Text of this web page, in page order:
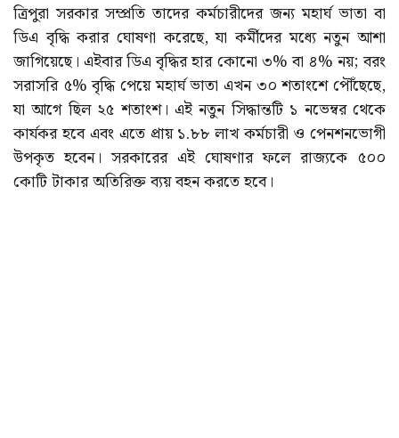
ত্রিপুরা সরকার সম্প্রতি তাদের কর্মচারীদের জন্য মহার্ঘ ভাতা বা
ডিএ বৃদ্ধি করার ঘোষণা করেছে, যা কর্মীদের মধ্যে নতুন আশা
জাগিয়েছে। এইবার ডিএ বৃদ্ধির হার কোনো ৩% বা ৪% নয়; বরং
সরাসরি ৫% বৃদ্ধি পেয়ে মহার্ঘ ভাতা এখন ৩০ শতাংশে পৌঁছেছে,
যা আগে ছিল ২৫ শতাংশ। এই নতুন সিদ্ধান্তটি ১ নভেম্বর থেকে
কার্যকর হবে এবং এতে প্রায় ১.৮৮ লাখ কর্মচারী ও পেনশনভোগী
উপকৃত হবেন। সরকারের এই ঘোষণার ফলে রাজ্যকে ৫০০
কোটি টাকার অতিরিক্ত ব্যয় বহন করতে হবে।